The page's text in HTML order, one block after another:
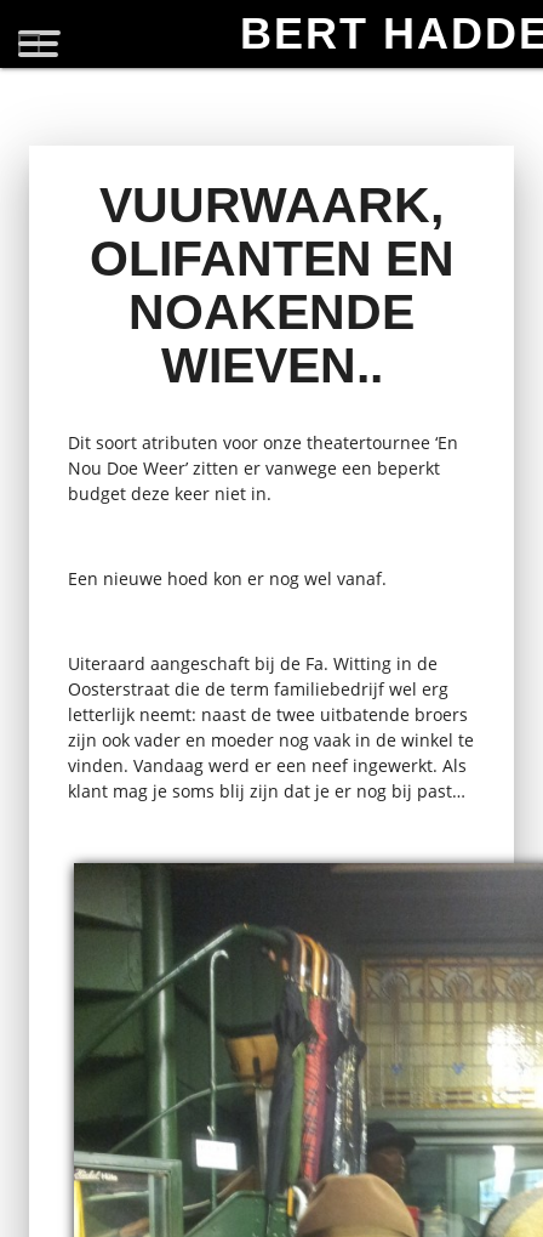
BERT
VUURWAARK,
OLIFANTEN EN
NOAKENDE
WIEVEN..
Dit soort atributen voor onze theatertournee ‘En
Nou Doe Weer’ zitten er vanwege een beperkt
budget deze keer niet in.
Een nieuwe hoed kon er nog wel vanaf.
Uiteraard aangeschaft bij de Fa. Witting in de
Oosterstraat die de term familiebedrijf wel erg
letterlijk neemt: naast de twee uitbatende broers
zijn ook vader en moeder nog vaak in de winkel te
vinden. Vandaag werd er een neef ingewerkt. Als
klant mag je soms blij zijn dat je er nog bij past…